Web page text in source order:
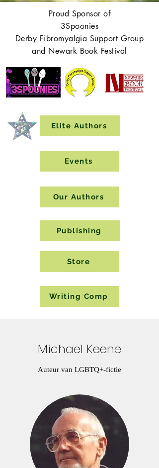
Proud Sponsor of
3Spoonies
Derby Fibromyalgia Support Group
and Newark Book Festival
Elite Authors
Events
Our Authors
Publishing
Store
Writing Comp
Michael Keene
Auteur van LGBTQ+-fictie